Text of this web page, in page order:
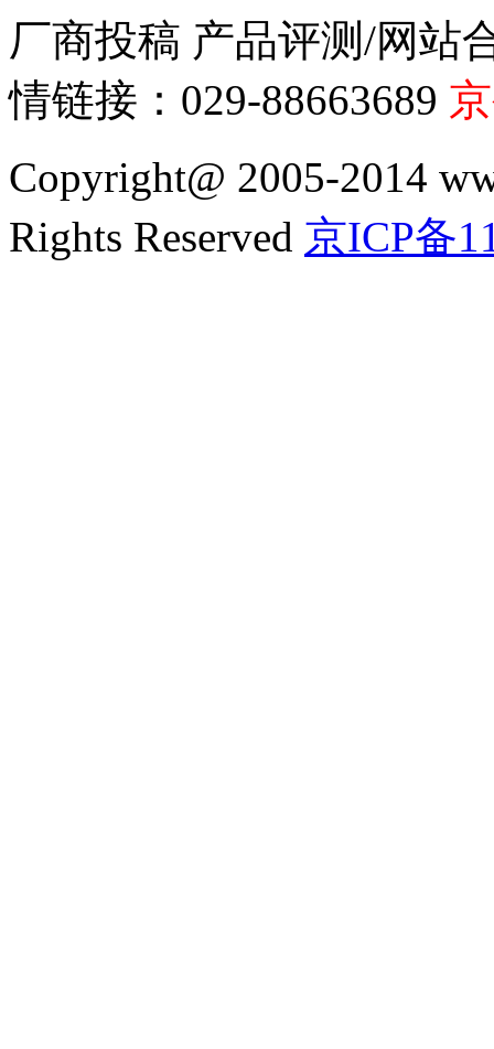
厂商投稿 产品评测/网站
情链接：029-88663689
Copyright@ 2005-2014
Rights Reserved 京ICP备